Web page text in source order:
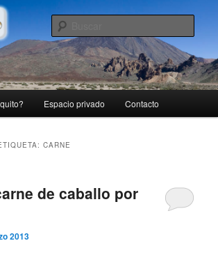
que me apetece publicar…
Espacio privado Contacto
CARNE
de caballo por
2013